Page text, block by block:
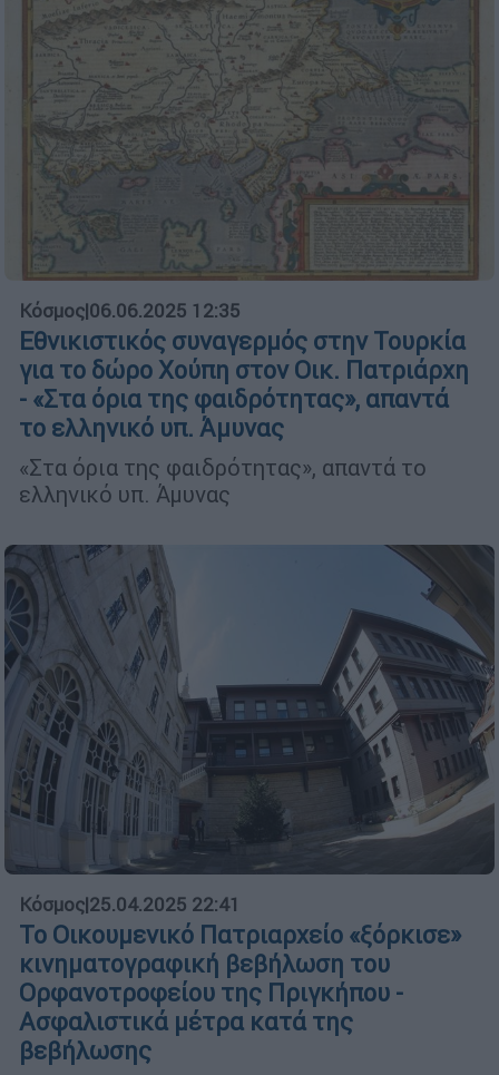
Κόσμος|06.06.2025 12:35
Εθνικιστικός συναγερμός στην Τουρκία
για το δώρο Χούπη στον Οικ. Πατριάρχη
- «Στα όρια της φαιδρότητας», απαντά
το ελληνικό υπ. Άμυνας
«Στα όρια της φαιδρότητας», απαντά το
ελληνικό υπ. Άμυνας
Κόσμος|25.04.2025 22:41
Το Οικουμενικό Πατριαρχείο «ξόρκισε»
κινηματογραφική βεβήλωση του
Ορφανοτροφείου της Πριγκήπου -
Ασφαλιστικά μέτρα κατά της
βεβήλωσης